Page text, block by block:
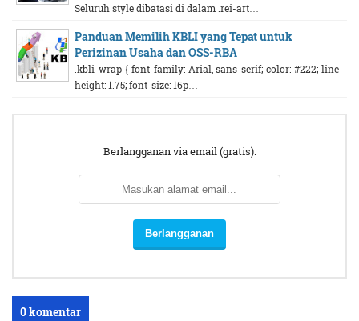
Seluruh style dibatasi di dalam .rei-art…
Panduan Memilih KBLI yang Tepat untuk
Perizinan Usaha dan OSS-RBA
.kbli-wrap { font-family: Arial, sans-serif; color: #222; line-
height: 1.75; font-size: 16p…
Berlangganan via email (gratis):
0 komentar